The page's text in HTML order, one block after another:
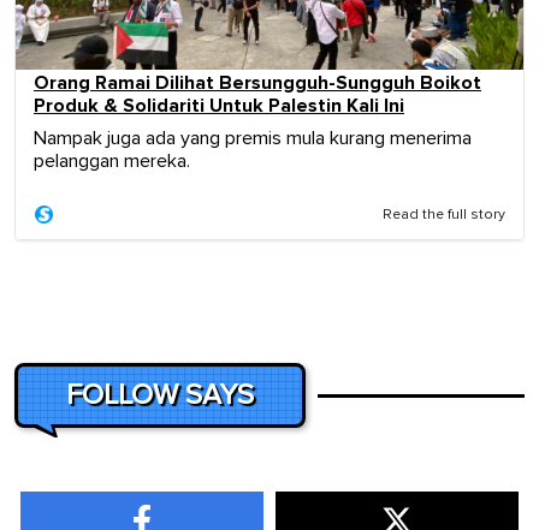
Orang Ramai Dilihat Bersungguh-Sungguh Boikot
Produk & Solidariti Untuk Palestin Kali Ini
Nampak juga ada yang premis mula kurang menerima
pelanggan mereka.
Read the full story
FOLLOW SAYS